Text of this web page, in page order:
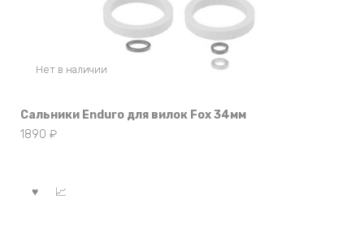
Нет в наличии
Сальники Enduro для вилок Fox 34мм
1890 ₽